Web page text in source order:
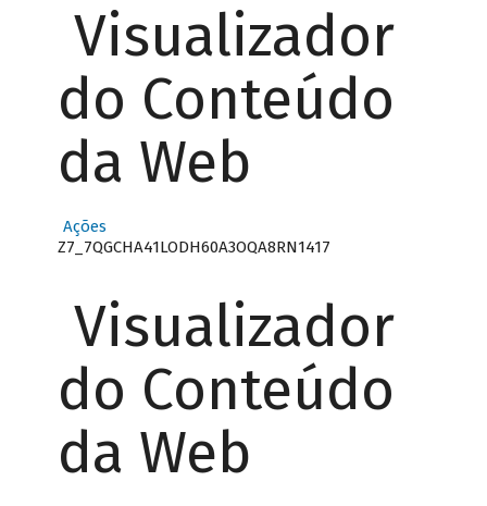
Visualizador
do Conteúdo
da Web
Ações
Z7_7QGCHA41LODH60A3OQA8RN1417
Visualizador
do Conteúdo
da Web